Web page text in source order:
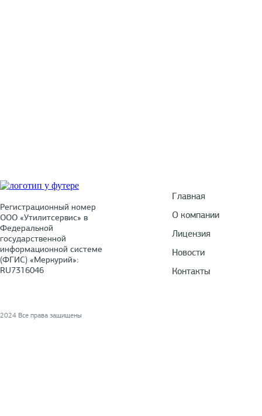
Регистрационный номер
ООО «Утилитсервис» в
Федеральной
государственной
информационной системе
(ФГИС) «Меркурий»:
RU7316046
2024 Все права защищены
Главная
О компании
Лицензия
Новости
Контакты